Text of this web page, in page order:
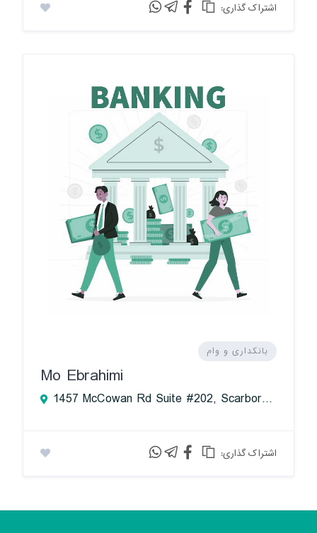
:اشتراک گذاری
بانکداری و وام
Mo Ebrahimi
1457 McCowan Rd Suite #202, Scarborough, ON M1S 5K7, Canada
:اشتراک گذاری